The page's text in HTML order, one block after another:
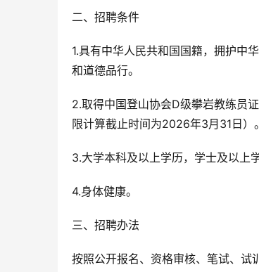
二、招聘条件
1.具有中华人民共和国国籍，拥护中
和道德品行。
2.取得中国登山协会D级攀岩教练员
限计算截止时间为2026年3月31日）。
3.大学本科及以上学历，学士及以上
4.身体健康。
三、招聘办法
按照公开报名、资格审核、笔试、试